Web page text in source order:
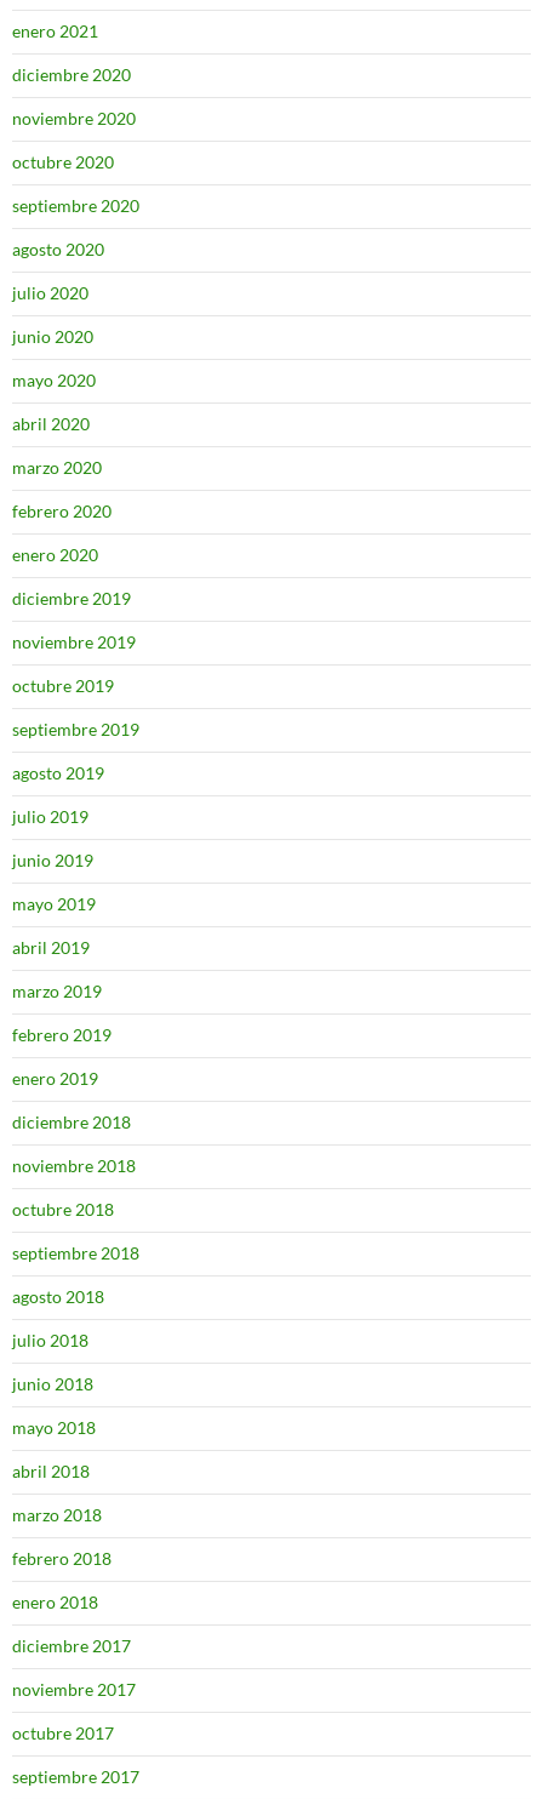
enero 2021
diciembre 2020
noviembre 2020
octubre 2020
septiembre 2020
agosto 2020
julio 2020
junio 2020
mayo 2020
abril 2020
marzo 2020
febrero 2020
enero 2020
diciembre 2019
noviembre 2019
octubre 2019
septiembre 2019
agosto 2019
julio 2019
junio 2019
mayo 2019
abril 2019
marzo 2019
febrero 2019
enero 2019
diciembre 2018
noviembre 2018
octubre 2018
septiembre 2018
agosto 2018
julio 2018
junio 2018
mayo 2018
abril 2018
marzo 2018
febrero 2018
enero 2018
diciembre 2017
noviembre 2017
octubre 2017
septiembre 2017